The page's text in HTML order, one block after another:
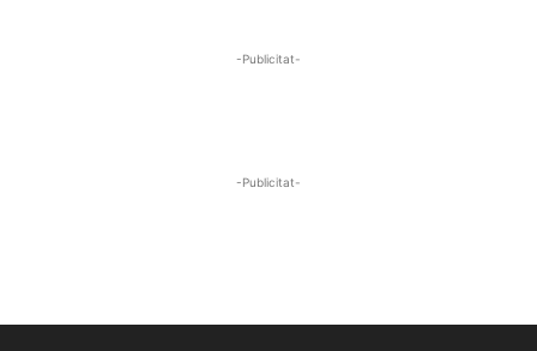
-Publicitat-
-Publicitat-